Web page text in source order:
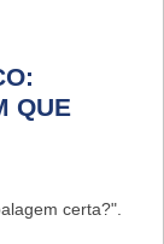
QUE
certa?".